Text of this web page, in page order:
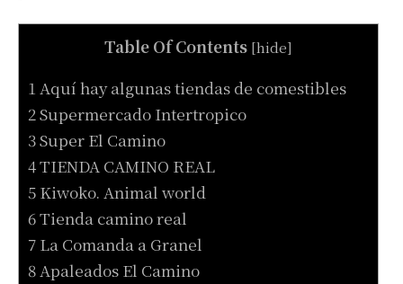
Table Of Contents [hide]
1 Aquí hay algunas tiendas de comestibles
2 Supermercado Intertropico
3 Super El Camino
4 TIENDA CAMINO REAL
5 Kiwoko. Animal world
6 Tienda camino real
7 La Comanda a Granel
8 Apaleados El Camino